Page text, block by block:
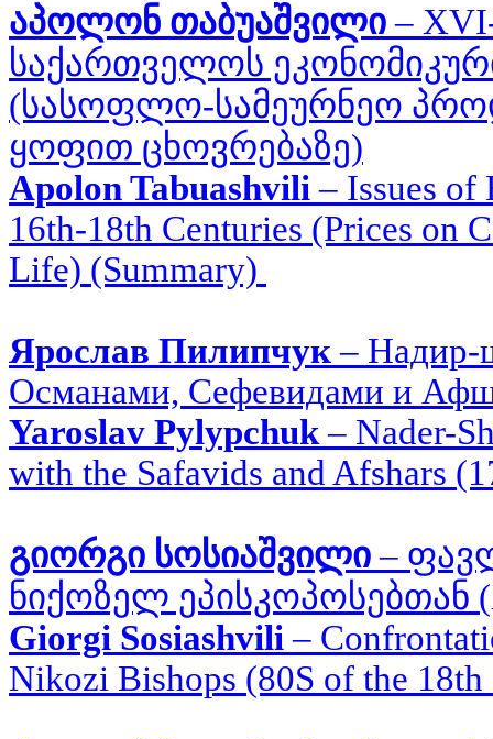
აპოლონ თაბუაშვილი–
საქართველოს
(სასოფლო-სამეურნეო
ყოფით ცხოვრებაზე)
Apolon Tabuashvili– Issues of
16th-18th Centuries (Prices on
Life) (Summary)
Ярослав Пилипчук– Надир-
Османами, Сефевидами и
Yaroslav Pylypchuk– Nader-
with the Safavids and Afshars
გიორგი სოსიაშვილი–
ნიქოზელ ეპისკოპოსებთან
Giorgi Sosiashvili–
Nikozi Bishops (80S of the